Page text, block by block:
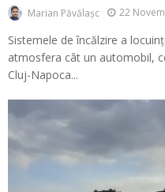
Marian Păvălașc 22
Sistemele de încălzire a
atmosfera cât un automobil,
Cluj-Napoca...